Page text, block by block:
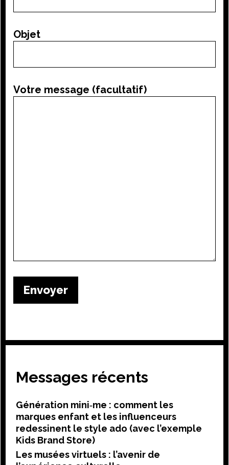
Objet
Votre message (facultatif)
Messages récents
Génération mini‑me : comment les
marques enfant et les influenceurs
redessinent le style ado (avec l’exemple
Kids Brand Store)
Les musées virtuels : l’avenir de